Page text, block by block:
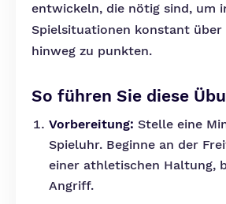
entwickeln, die nötig sind, um
Spielsituationen konstant
hinweg zu punkten.
So führen Sie diese
Vorbereitung: Stelle eine
Spieluhr. Beginne an der
einer athletischen Haltung,
Angriff.